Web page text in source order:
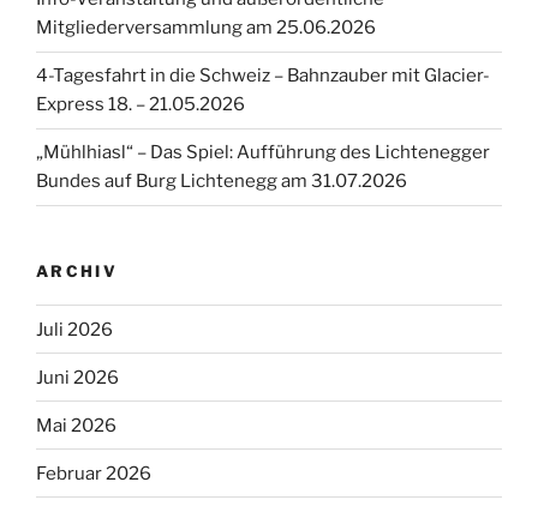
Mitgliederversammlung am 25.06.2026
4-Tagesfahrt in die Schweiz – Bahnzauber mit Glacier-
Express 18. – 21.05.2026
„Mühlhiasl“ – Das Spiel: Aufführung des Lichtenegger
Bundes auf Burg Lichtenegg am 31.07.2026
ARCHIV
Juli 2026
Juni 2026
Mai 2026
Februar 2026